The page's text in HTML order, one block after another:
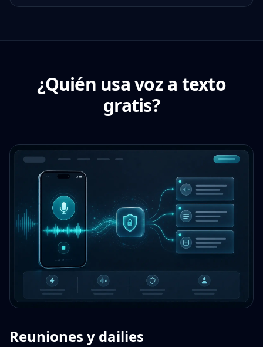
¿Quién usa voz a texto
gratis?
Reuniones y dailies